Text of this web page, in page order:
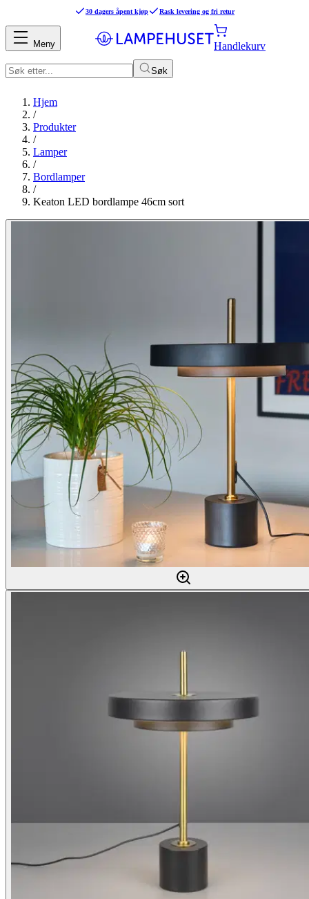
30 dagers åpent kjøp Rask levering og fri retur
Søk
Handlekurv
Meny
Hjem
/
Produkter
/
Lamper
/
Bordlamper
/
Keaton LED bordlampe 46cm sort